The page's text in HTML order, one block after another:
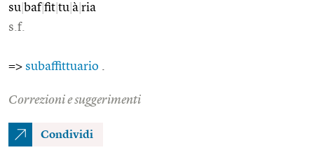
su baf|fit tu à ria
s.f.
=> subaffittuario
Correzioni e suggerimenti
Condividi